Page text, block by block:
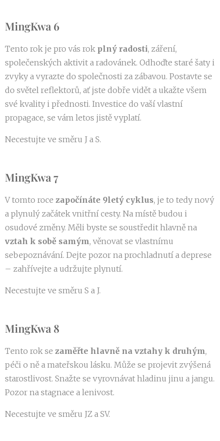
MingKwa 6
Tento rok je pro vás rok plný radosti, záření,
společenských aktivit a radovánek. Odhoďte staré šaty i
zvyky a vyrazte do společnosti za zábavou. Postavte se
do světel reflektorů, ať jste dobře vidět a ukažte všem
své kvality i přednosti. Investice do vaší vlastní
propagace, se vám letos jistě vyplatí.
Necestujte ve směru J a S.
MingKwa 7
V tomto roce započínáte 9letý cyklus, je to tedy nový
a plynulý začátek vnitřní cesty. Na místě budou i
osudové změny. Měli byste se soustředit hlavně na
vztah k sobě samým, věnovat se vlastnímu
sebepoznávání. Dejte pozor na prochladnutí a deprese
– zahřívejte a udržujte plynutí.
Necestujte ve směru S a J.
MingKwa 8
Tento rok se zaměřte hlavně na vztahy k druhým,
péči o ně a mateřskou lásku. Může se projevit zvýšená
starostlivost. Snažte se vyrovnávat hladinu jinu a jangu.
Pozor na stagnace a lenivost.
Necestujte ve směru JZ a SV.